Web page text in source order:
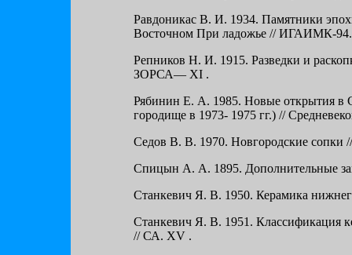
Равдоникас В. И. 1934. Памятники
Восточном При ладожье // ИГАИМК-94.
Репников Н. И. 1915. Разведки и
ЗОРСА— XI .
Рябинин Е. А. 1985. Новые открытия в
городище в 1973- 1975 гг.) //
Седов В. В. 1970. Новгородские
Спицын А. А. 1895. Дополнительные
Станкевич Я. В. 1950. Керамика
Станкевич Я. В. 1951. Классификация
// СА. XV .